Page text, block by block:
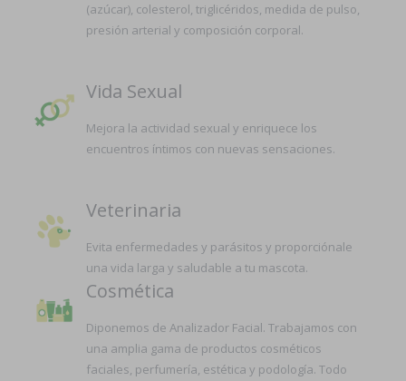
(azúcar), colesterol, triglicéridos, medida de pulso,
presión arterial y composición corporal.
Vida Sexual
Mejora la actividad sexual y enriquece los
encuentros íntimos con nuevas sensaciones.
Veterinaria
Evita enfermedades y parásitos y proporciónale
una vida larga y saludable a tu mascota.
Cosmética
Diponemos de Analizador Facial. Trabajamos con
una amplia gama de productos cosméticos
faciales, perfumería, estética y podología. Todo